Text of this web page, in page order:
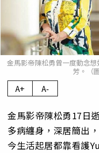
金馬影帝陳松勇曾一度動念
芳。（
A+ A-
金馬影帝陳松勇17日
多病纏身，深居簡出
今生活起居都靠看護